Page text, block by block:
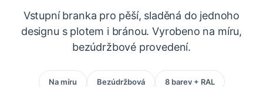
Vstupní branka pro pěší, sladěná do jednoho
designu s plotem i bránou. Vyrobeno na míru,
bezúdržbové provedení.
Na míru Bezúdržbová 8 barev + RAL